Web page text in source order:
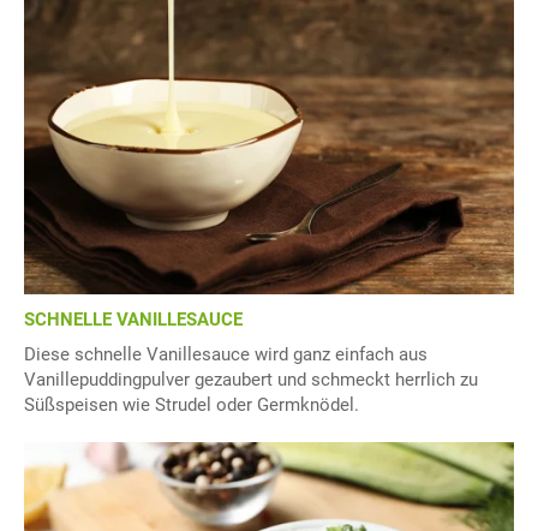
SCHNELLE VANILLESAUCE
Diese schnelle Vanillesauce wird ganz einfach aus
Vanillepuddingpulver gezaubert und schmeckt herrlich zu
Süßspeisen wie Strudel oder Germknödel.